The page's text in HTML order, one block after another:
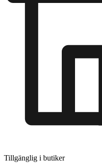
Tillgänglig i butiker